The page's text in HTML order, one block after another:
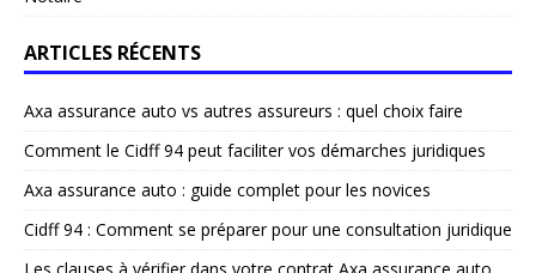
ARTICLES RÉCENTS
Axa assurance auto vs autres assureurs : quel choix faire
Comment le Cidff 94 peut faciliter vos démarches juridiques
Axa assurance auto : guide complet pour les novices
Cidff 94 : Comment se préparer pour une consultation juridique
Les clauses à vérifier dans votre contrat Axa assurance auto